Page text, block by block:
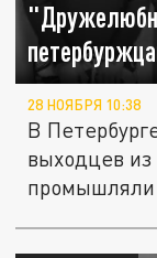
28 НОЯБРЯ 10:38
В
выходцев
промышляли